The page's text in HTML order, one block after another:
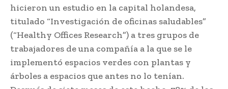
hicieron un estudio en la capital holandesa,
titulado “Investigación de oficinas saludables”
(“Healthy Offices Research”) a tres grupos de
trabajadores de una compañía a la que se le
implementó espacios verdes con plantas y
árboles a espacios que antes no lo tenían.